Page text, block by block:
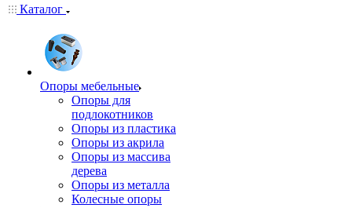
Каталог
Опоры мебельные
Опоры для
подлокотников
Опоры из пластика
Опоры из акрила
Опоры из массива
дерева
Опоры из металла
Колесные опоры